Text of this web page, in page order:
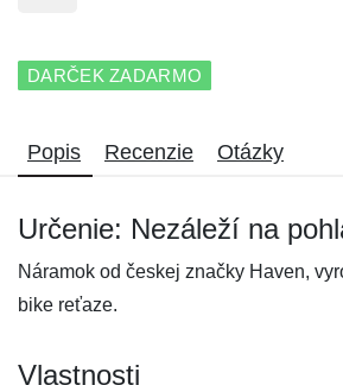
DARČEK ZADARMO
Popis Recenzie Otázky
Určenie: Nezáleží na
Náramok od českej značky Haven,
bike reťaze.
Vlastnosti